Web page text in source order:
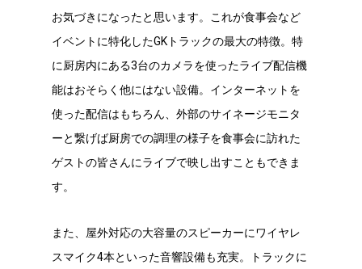
お気づきになったと思います。これが食事会など
イベントに特化したGKトラックの最大の特徴。特
に厨房内にある3台のカメラを使ったライブ配信機
能はおそらく他にはない設備。インターネットを
使った配信はもちろん、外部のサイネージモニタ
ーと繋げば厨房での調理の様子を食事会に訪れた
ゲストの皆さんにライブで映し出すこともできま
す。
また、屋外対応の大容量のスピーカーにワイヤレ
スマイク4本といった音響設備も充実。トラックに